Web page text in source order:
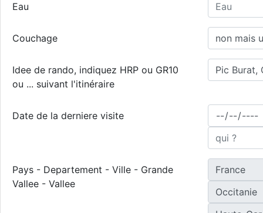
Eau
Couchage
Idee de rando, indiquez HRP ou GR10
ou ... suivant l'itinéraire
Date de la derniere visite
Pays - Departement - Ville - Grande
Vallee - Vallee